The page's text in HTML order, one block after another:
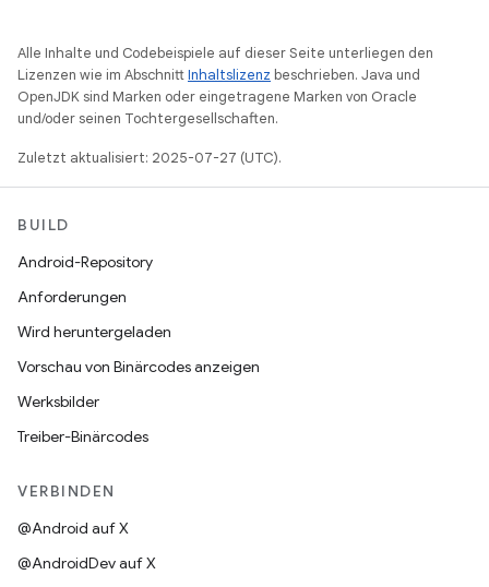
Alle Inhalte und Codebeispiele auf dieser Seite unterliegen den
Lizenzen wie im AbschnittInhaltslizenz beschrieben. Java und
OpenJDK sind Marken oder eingetragene Marken von Oracle
und/oder seinen Tochtergesellschaften.
Zuletzt aktualisiert: 2025-07-27 (UTC).
BUILD
Android-Repository
Anforderungen
Wird heruntergeladen
Vorschau von Binärcodes anzeigen
Werksbilder
Treiber-Binärcodes
VERBINDEN
@Android auf X
@AndroidDev auf X